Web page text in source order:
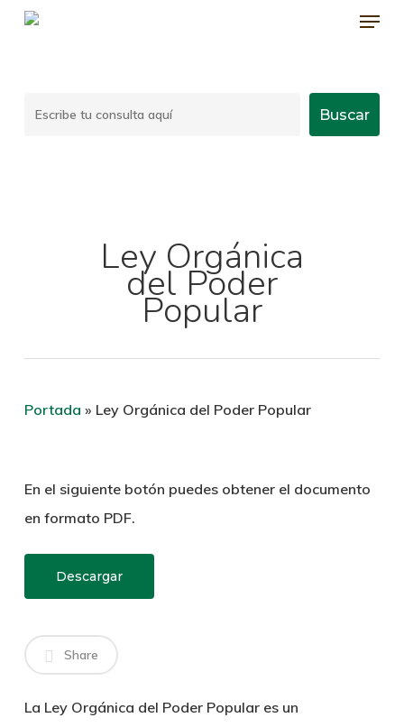
Skip
Menu
Buscar Buscar
Ley Orgánica
del Poder
Popular
Portada » Ley Orgánica del Poder Popular
En el siguiente botón puedes obtener el documento
en formato PDF.
Descargar
Share
La Ley Orgánica del Poder Popular es un